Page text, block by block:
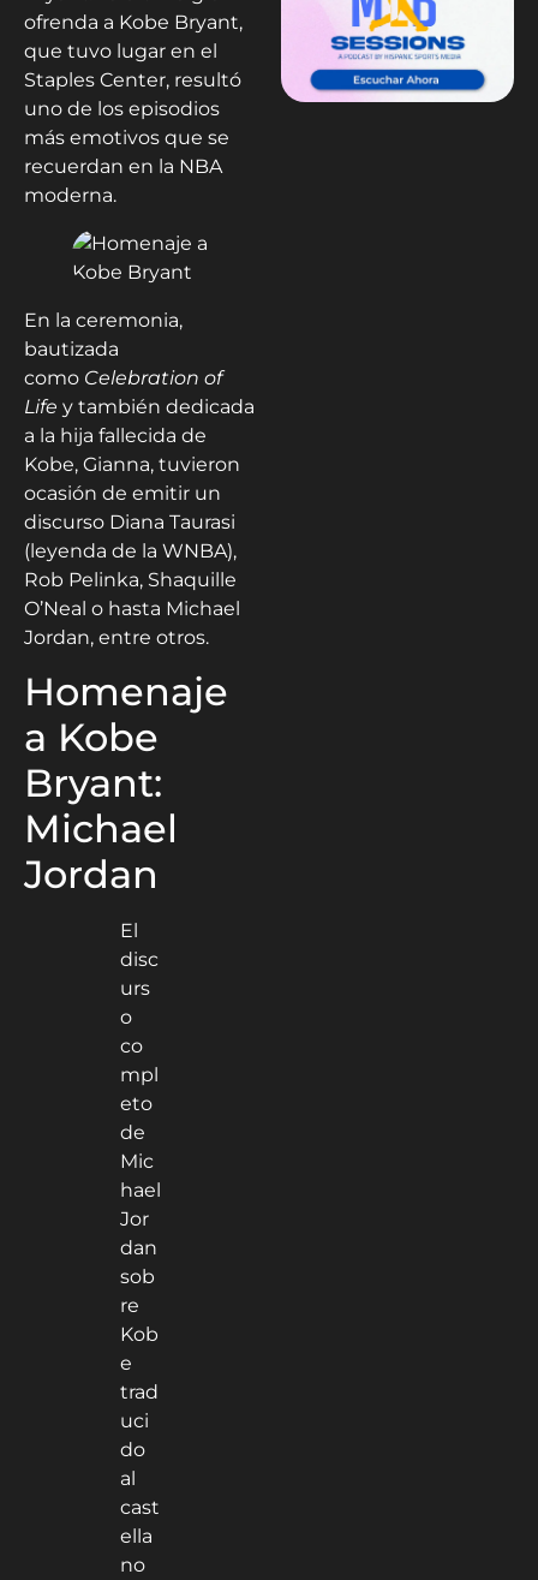
ofrenda a Kobe Bryant,
que tuvo lugar en el
Staples Center, resultó
uno de los episodios
más emotivos que se
recuerdan en la NBA
moderna.
En la ceremonia,
bautizada
como Celebration of
Life y también dedicada
a la hija fallecida de
Kobe, Gianna, tuvieron
ocasión de emitir un
discurso Diana Taurasi
(leyenda de la WNBA),
Rob Pelinka, Shaquille
O’Neal o hasta Michael
Jordan, entre otros.
Homenaje
a Kobe
Bryant:
Michael
Jordan
El
disc
urs
o
co
mpl
eto
de
Mic
hael
Jor
dan
sob
re
Kob
e
trad
uci
do
al
cast
ella
no